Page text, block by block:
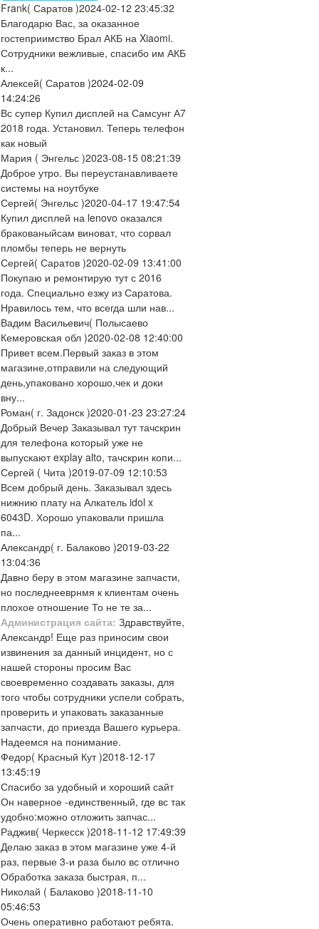
Frank( Саратов )2024-02-12 23:45:32
Благодарю Вас, за оказанное
гостеприимство Брал АКБ на Xiaomi.
Сотрудники вежливые, спасибо им АКБ
к...
Алексей( Саратов )2024-02-09
14:24:26
Вс супер Купил дисплей на Самсунг А7
2018 года. Установил. Теперь телефон
как новый
Мария ( Энгельс )2023-08-15 08:21:39
Доброе утро. Вы переустанавливаете
системы на ноутбуке
Сергей( Энгельс )2020-04-17 19:47:54
Купил дисплей на lenovo оказался
бракованыйсам виноват, что сорвал
пломбы теперь не вернуть
Сергей( Саратов )2020-02-09 13:41:00
Покупаю и ремонтирую тут с 2016
года. Специально езжу из Саратова.
Нравилось тем, что всегда шли нав...
Вадим Васильевич( Полысаево
Кемеровская обл )2020-02-08 12:40:00
Привет всем.Первый заказ в этом
магазине,отправили на следующий
день,упаковано хорошо,чек и доки
вну...
Роман( г. Задонск )2020-01-23 23:27:24
Добрый Вечер Заказывал тут тачскрин
для телефона который уже не
выпускают explay alto, тачскрин копи...
Сергей ( Чита )2019-07-09 12:10:53
Всем добрый день. Заказывал здесь
нижнию плату на Алкатель idol x
6043D. Хорошо упаковали пришла
па...
Александр( г. Балаково )2019-03-22
13:04:36
Давно беру в этом магазине запчасти,
но последнееврнмя к клиентам очень
плохое отношение То не те за...
Администрация сайта: Здравствуйте,
Александр! Еще раз приносим свои
извинения за данный инцидент, но с
нашей стороны просим Вас
своевременно создавать заказы, для
того чтобы сотрудники успели собрать,
проверить и упаковать заказанные
запчасти, до приезда Вашего курьера.
Надеемся на понимание.
Федор( Красный Кут )2018-12-17
13:45:19
Спасибо за удобный и хороший сайт
Он наверное -единственный, где вс так
удобно:можно отложить запчас...
Раджив( Черкесск )2018-11-12 17:49:39
Делаю заказ в этом магазине уже 4-й
раз, первые 3-и раза было вс отлично
Обработка заказа быстрая, п...
Николай ( Балаково )2018-11-10
05:46:53
Очень оперативно работают ребята.